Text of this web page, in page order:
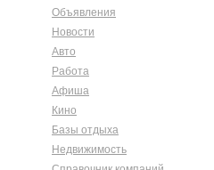
Объявления
Новости
Авто
Работа
Афиша
Кино
Базы отдыха
Недвижимость